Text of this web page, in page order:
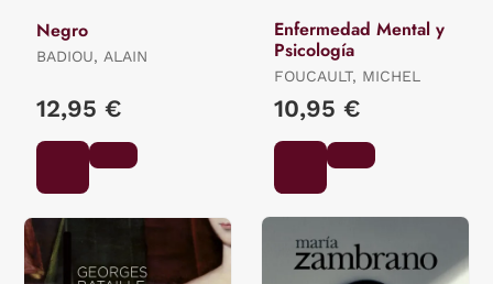
Negro
BADIOU, ALAIN
12,95 €
Enfermedad Mental y
Psicología
FOUCAULT, MICHEL
10,95 €